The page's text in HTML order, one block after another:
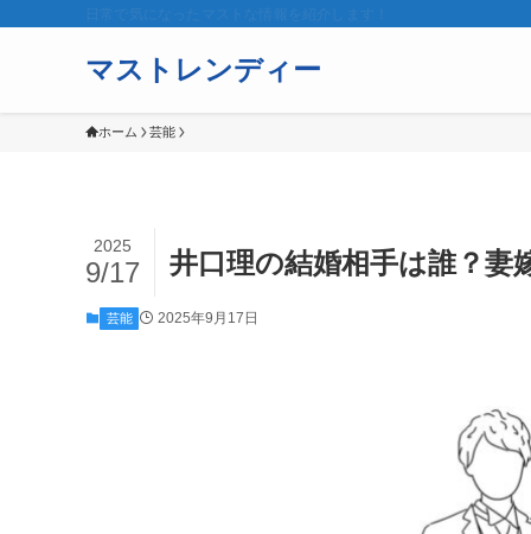
マストレンディー
ホーム 芸能
井口理の結婚相手は誰？妻
2025
9/17
芸能 2025年9月17日